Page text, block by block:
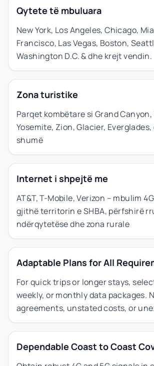
Qytete të mbuluara
New York, Los Angeles, Chicago,
Francisco, Las Vegas, Boston,
Washington D.C. & dhe krejt vendin.
Zona turistike
Parqet kombëtare si Grand
Yosemite, Zion, Glacier, Everglades,
shumë
Internet i shpejtë me
AT&T, T-Mobile, Verizon – mbulim
gjithë territorin e SHBA, përfshirë
ndërqytetëse dhe zona rurale
Adaptable Plans for All
For quick trips or longer stays,
weekly, or monthly data packages.
agreements, unstated costs, or
Dependable Coast to Coast